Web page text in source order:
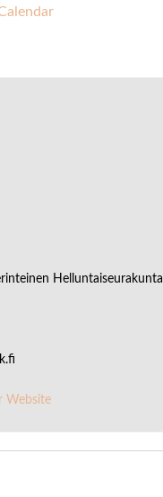
Helluntaiseurakunta
Website